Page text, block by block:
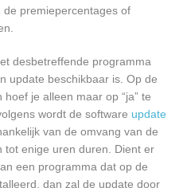
premiepercentages of
desbetreffende programma
update beschikbaar is. Op de
je alleen maar op “ja” te
wordt de software update
van de omvang van de
tot enige uren duren. Dient er
een programma dat op de
dan zal de update door